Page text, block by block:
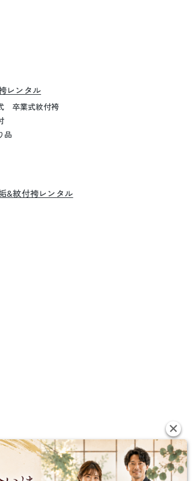
レンタル
卒業式紋付袴
品
&紋付袴レンタル